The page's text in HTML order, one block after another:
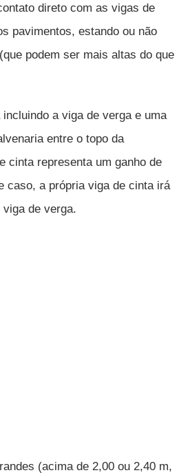
direto com as vigas de
pavimentos, estando ou não
podem ser mais altas do que
a viga de verga e uma
entre o topo da
cinta representa um ganho de
caso, a própria viga de cinta irá
de verga.
(acima de 2,00 ou 2,40 m,